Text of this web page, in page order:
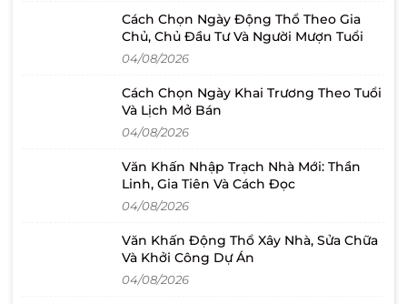
Cách Chọn Ngày Động Thổ Theo Gia
Chủ, Chủ Đầu Tư Và Người Mượn Tuổi
04/08/2026
Cách Chọn Ngày Khai Trương Theo Tuổi
Và Lịch Mở Bán
04/08/2026
Văn Khấn Nhập Trạch Nhà Mới: Thần
Linh, Gia Tiên Và Cách Đọc
04/08/2026
Văn Khấn Động Thổ Xây Nhà, Sửa Chữa
Và Khởi Công Dự Án
04/08/2026